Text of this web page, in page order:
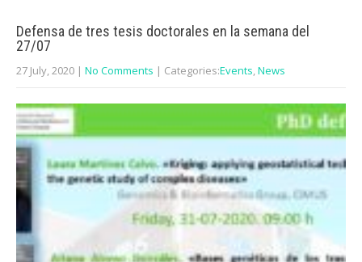
Defensa de tres tesis doctorales en la semana del
27/07
27 July, 2020 | No Comments | Categories:Events,News